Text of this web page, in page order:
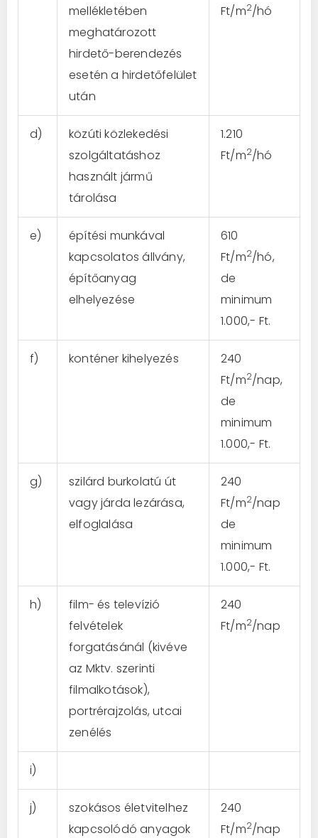
mellékletében
meghatározott
hirdető-berendezés
esetén a hirdetőfelület
után
Ft/m2/hó
d)
közúti közlekedési
szolgáltatáshoz
használt jármű
tárolása
1.210
Ft/m2/hó
e)
építési munkával
kapcsolatos állvány,
építőanyag
elhelyezése
610
Ft/m2/hó,
de
minimum
1.000,- Ft.
f) konténer kihelyezés
240
Ft/m2/nap,
de
minimum
1.000,- Ft.
g)
szilárd burkolatú út
vagy járda lezárása,
elfoglalása
240
Ft/m2/nap
de
minimum
1.000,- Ft.
h)
film- és televízió
felvételek
forgatásánál (kivéve
az Mktv. szerinti
filmalkotások),
portrérajzolás, utcai
zenélés
240
Ft/m2/nap
i)
j)
szokásos életvitelhez
kapcsolódó anyagok
240
Ft/m2/nap